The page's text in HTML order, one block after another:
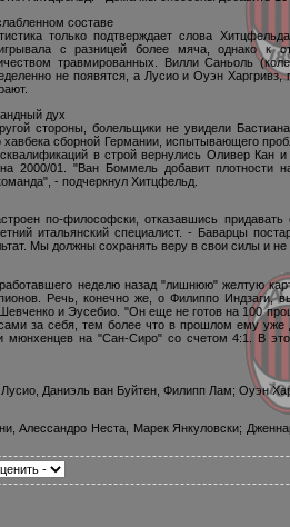
составе
только подтверждает слова
с разницей более мяча, однако
травмированных. Вилли Саньоль
не появятся, а Лусио и Оуэн Харгривз,
дух
стороны, болельщики не увидели
хавбека сборной Германии, испытывающего
в строй вернулись Оливер
2000/01. "Ван Боммель добавит плотности
- подчеркнул Хитцфельд.
по-философски, отказавшись
итальянский специалист. - Баварцы
Мы должны сохранять веру в свои силы и
неделю назад "лишнюю" желтую
Речь, конечно же, о Филиппо Индзаги,
и Эусебио. "Он еще не готов на 100
за себя, тем более что в прошлом ему
мюнхенцев на "Сан-Сиро" со счетом 4:1. В
Даниэль ван Буйтен, Филипп Лам; Оуэн
Алессандро Неста, Марек Янкуловски;